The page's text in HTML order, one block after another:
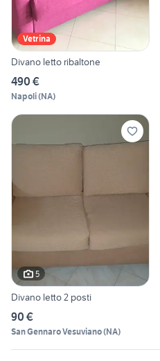
Vetrina
Divano letto ribaltone
490 €
Napoli(NA)
5
Divano letto 2 posti
90 €
San Gennaro Vesuviano(NA)